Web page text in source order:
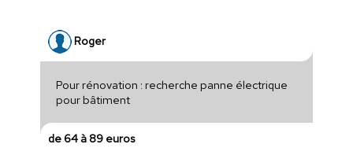
Roger
Pour rénovation : recherche panne électrique
pour bâtiment
de 64 à 89 euros